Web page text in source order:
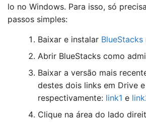
lo no Windows. Para isso, só
passos simples:
Baixar e instalar BlueStacks
Abrir BlueStacks como
Baixar a versão mais
destes dois links em Drive
respectivamente: link1 e
Clique na área do lado